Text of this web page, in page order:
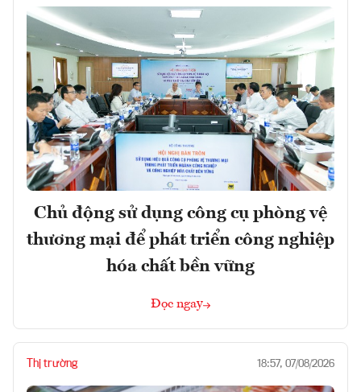
Chủ động sử dụng công cụ phòng vệ
thương mại để phát triển công nghiệp
hóa chất bền vững
Đọc ngay
Thị trường 18:57, 07/08/2026